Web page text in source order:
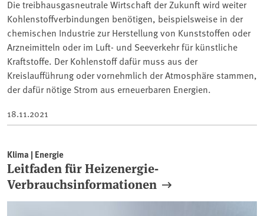
Die treibhausgasneutrale Wirtschaft der Zukunft wird weiter
Kohlenstoffverbindungen benötigen, beispielsweise in der
chemischen Industrie zur Herstellung von Kunststoffen oder
Arzneimitteln oder im Luft- und Seeverkehr für künstliche
Kraftstoffe. Der Kohlenstoff dafür muss aus der
Kreislaufführung oder vornehmlich der Atmosphäre stammen,
der dafür nötige Strom aus erneuerbaren Energien.
18.11.2021
Klima | Energie
Leitfaden für Heizenergie-
Verbrauchsinformationen